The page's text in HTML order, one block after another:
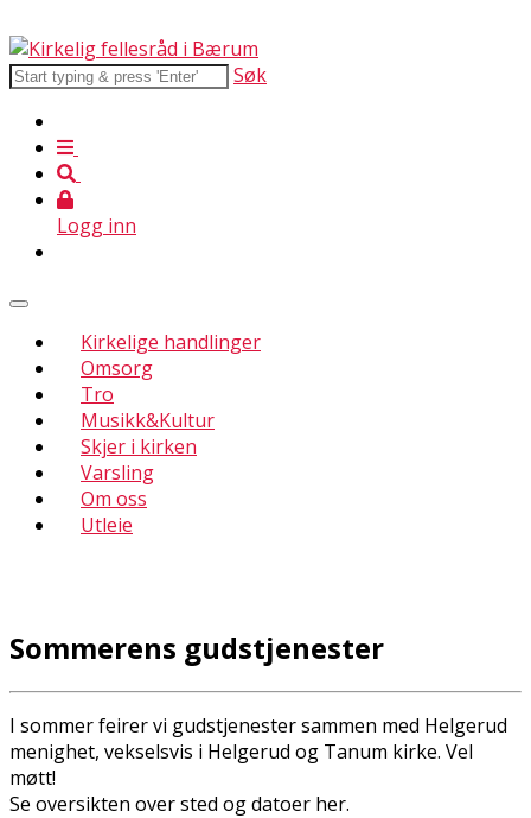
Søk
Logg inn
Kirkelige handlinger
Omsorg
Tro
Musikk&Kultur
Skjer i kirken
Varsling
Om oss
Utleie
Sommerens gudstjenester
I sommer feirer vi gudstjenester sammen med Helgerud
menighet, vekselsvis i Helgerud og Tanum kirke. Vel
møtt!
Se oversikten over sted og datoer her.